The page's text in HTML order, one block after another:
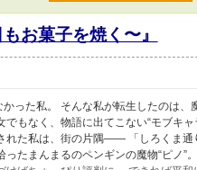
お菓子を焼く〜』
った私。 そんな私が転生したのは、
もなく、物語に出てこない“モブキャ
れた私は、街の片隅―― 「しろくま通
たまんまるのペンギンの魔物“ピノ”